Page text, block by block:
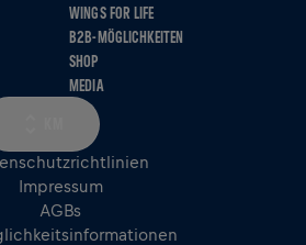
WINGS FOR LIFE
B2B-MÖGLICHKEITEN
SHOP
MEDIA
Impressum
AGBs